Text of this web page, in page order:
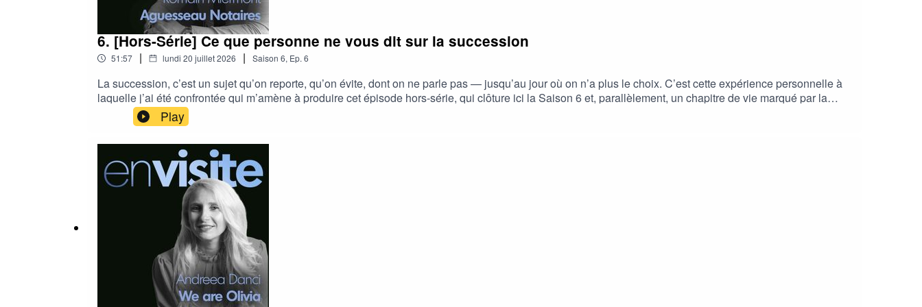
6. [Hors-Série] Ce que personne ne vous dit sur la succession
51:57 | lundi 20 juillet 2026 | Saison 6, Ep. 6
La succession, c’est un sujet qu’on reporte, qu’on évite, dont on ne parle pas — jusqu’au jour où on n’a plus le choix. C’est cette expérience personnelle à
laquelle j’ai été confrontée qui m’amène à produire cet épisode hors-série, qui clôture ici la Saison 6 et, parallèlement, un chapitre de vie marqué par la
disparition de mon père.J’ai eu la chance d’échanger sur ces sujets aux côtés de Maître Romain Miermont, notaire associé chez Aguesseau Notaires à
Paris, l'une des rares voix du notariat à avoir pris la parole publiquement pour démocratiser ces sujets.On a parlé : – testament, acte de notoriété, attestation
de propriété : tous ces documents qu'on ne connaît pas avant d'en avoir besoin – les droits de succession et qui doit vraiment les payer – l'assurance-vie
comme outil de transmission – l'immobilier dans une succession – de fiscalité confiscatoire et des pièges qui nous attendent à chaque étapeUn épisode à
écouter quel que soit votre âge, votre situation familiale ou votre patrimoine. Un véritable sujet d’intérêt général.
Play